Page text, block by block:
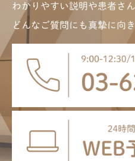
わかりやすい説明や患者さ
どんなご質問にも真摯に向